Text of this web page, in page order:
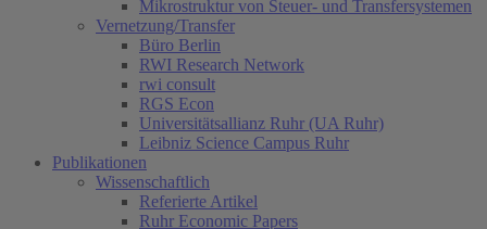
Mikrostruktur von Steuer- und Transfersystemen
Vernetzung/Transfer
Büro Berlin
RWI Research Network
rwi consult
RGS Econ
Universitätsallianz Ruhr (UA Ruhr)
Leibniz Science Campus Ruhr
Publikationen
Wissenschaftlich
Referierte Artikel
Ruhr Economic Papers